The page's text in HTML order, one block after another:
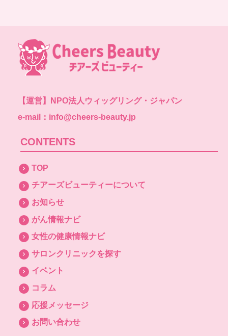
【運営】
NPO法人ウィッグリング・ジャパン
e-mail：info@cheers-beauty.jp
CONTENTS
TOP
チアーズビューティーについて
お知らせ
がん情報ナビ
女性の健康情報ナビ
サロンクリニックを探す
イベント
コラム
応援メッセージ
お問い合わせ